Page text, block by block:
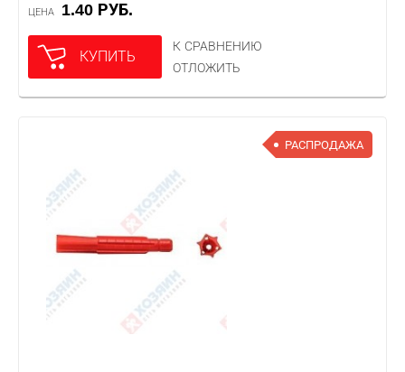
ЦЕНА 1.40 РУБ.
КУПИТЬ
К СРАВНЕНИЮ
ОТЛОЖИТЬ
РАСПРОДАЖА